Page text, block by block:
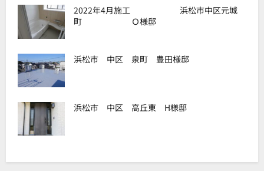
2022年4月施工 浜松市中区元城
町 Ｏ様邸
浜松市 中区 泉町 豊田様邸
浜松市 中区 高丘東 H様邸